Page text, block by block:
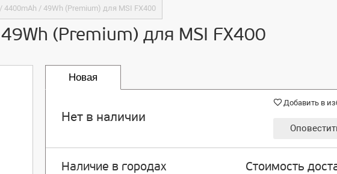
4400mAh / 49Wh (Premium) для MSI FX400
(Premium) для MSI FX400
Новая
Нет в наличии
Добавить в
Наличие в городах Стоимость